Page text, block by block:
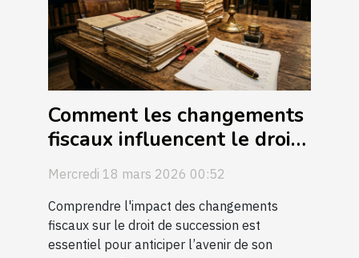
Comment les changements
fiscaux influencent le droit
de succession ?
Mercredi 18 mars 2026 00:52
Comprendre l'impact des changements
fiscaux sur le droit de succession est
essentiel pour anticiper l’avenir de son